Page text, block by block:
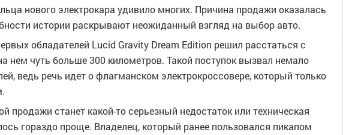
нового электрокара удивило многих. Причина продажи оказалась
истории раскрывают неожиданный взгляд на выбор авто.
обладателей Lucid Gravity Dream Edition решил расстаться с
нем чуть больше 300 километров. Такой поступок вызвал немало
ведь речь идет о флагманском электрокроссовере, который только
продажи станет какой-то серьезный недостаток или техническая
гораздо проще. Владелец, который ранее пользовался пикапом